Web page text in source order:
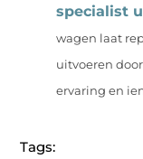
specialist
wagen laat
uitvoeren
ervaring en
Tags: